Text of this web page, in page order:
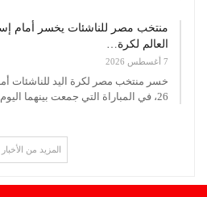
منتخب مصر للناشئات يخسر أمام
العالم لكرة…
7 أغسطس 2026
26، في المباراة التي جمعت بينهما اليوم الجمعة، ضمن…
المزيد من الأخبار